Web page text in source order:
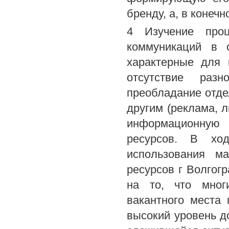
бренду, а, в
4 Изучение
коммуникаций в
характерные для
отсутствие
преобладание
другим (реклама,
ресурсов. В
использования
ресурсов г
на то, что
вакантного
высокий уровень